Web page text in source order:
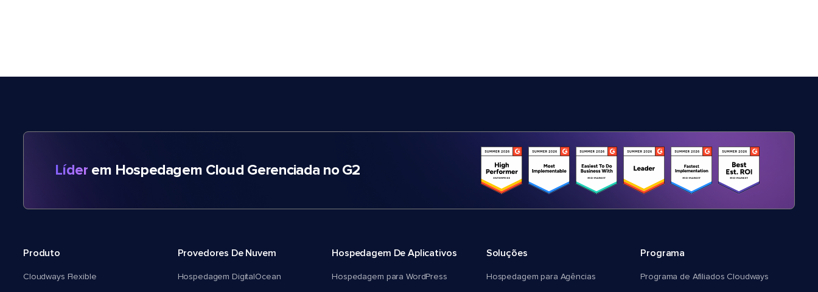
Líder em Hospedagem Cloud Gerenciada no G2
Produto
Cloudways Flexible
Provedores De Nuvem
Hospedagem DigitalOcean
Hospedagem De Aplicativos
Hospedagem para WordPress
Soluções
Hospedagem para Agências
Programa
Programa de Afiliados Cloudways